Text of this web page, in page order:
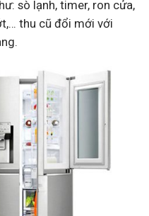
sò lạnh, timer, ron cửa,
thu cũ đổi mới với